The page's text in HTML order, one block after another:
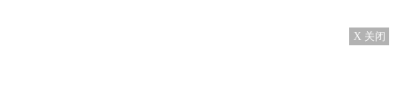
X 关闭